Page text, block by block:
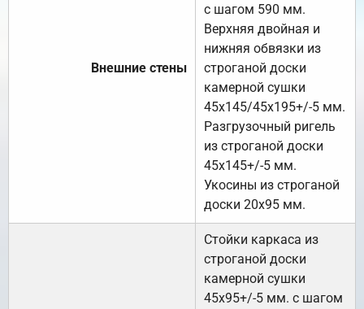
Внешние стены
с шагом 590 мм.
Верхняя двойная и
нижняя обвязки из
строганой доски
камерной сушки
45х145/45х195+/-5 мм.
Разгрузочный ригель
из строганой доски
45х145+/-5 мм.
Укосины из строганой
доски 20х95 мм.
Стойки каркаса из
строганой доски
камерной сушки
45х95+/-5 мм. с шагом